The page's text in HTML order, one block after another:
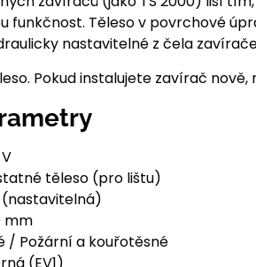
funkčnost. Těleso v povrchové
nastavitelné z čela
Pokud instalujete zavírač nově,
těleso (pro lištu)
(nastavitelná)
mm
/ Požární a kouřotěsné